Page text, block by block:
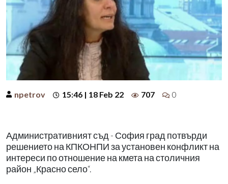
npetrov 15:46 | 18 Feb 22 707 0
Административният съд - София град потвърди
решението на КПКОНПИ за установен конфликт на
интереси по отношение на кмета на столичния
район „Красно село“.